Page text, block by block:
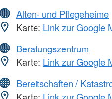
Alten- und Pflegeheime
Karte: Link zur Google
Beratungszentrum
Karte: Link zur Google
Bereitschaften /
Karte: Link zur Google